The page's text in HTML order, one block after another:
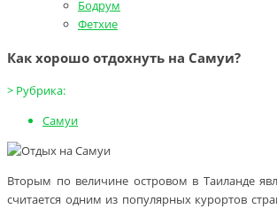
Бодрум
Фетхие
Как хорошо отдохнуть на Самуи?
> Рубрика:
Самуи
Вторым по величине островом в Таиланде
считается одним из популярных курортов